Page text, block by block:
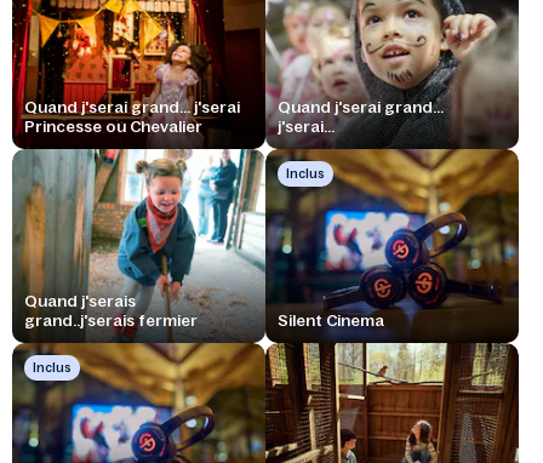
Quand j'serai grand... j'serai
Princesse ou Chevalier
Quand j'serai grand...
j'serai...
Quand j'serais
grand..j'serais fermier
Inclus
Silent Cinema
Inclus